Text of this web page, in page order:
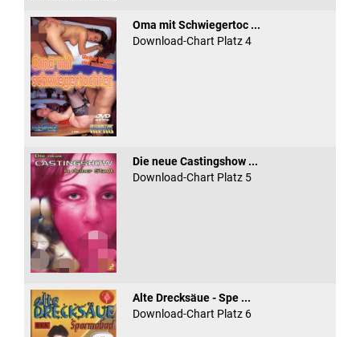
Oma mit Schwiegertoc ...
Download-Chart Platz 4
Die neue Castingshow ...
Download-Chart Platz 5
Alte Drecksäue - Spe ...
Download-Chart Platz 6